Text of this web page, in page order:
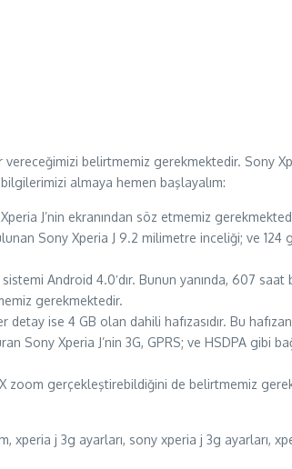
belirtmemiz gerekmektedir. Sony
almaya hemen başlayalım:
J’nin ekranından söz etmemiz
Sony Xperia J 9.2 milimetre inceliği; ve 124
Android 4.0′dır. Bunun yanında, 607
gerekmektedir.
ise 4 GB olan dahili hafızasıdır. Bu
Sony Xperia J’nin 3G, GPRS; ve HSDPA gibi
zoom gerçekleştirebildiğini de belirtmemiz
j 3g ayarları, sony xperia j 3g ayarları,